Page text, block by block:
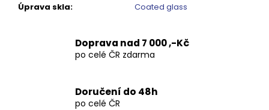
Úprava skla: Coated glass
Doprava nad 7 000 ,-Kč
po celé ČR zdarma
Doručení do 48h
po celé ČR